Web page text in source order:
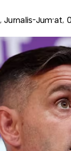
, Jurnalis-Jum'at,